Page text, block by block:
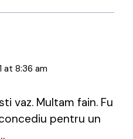
at 8:36 am
vaz. Multam fain. Fu
pentru un